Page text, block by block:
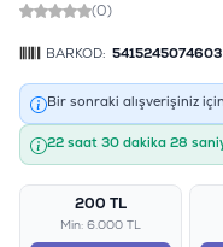
(0)
BARKOD: 5415245074603
Bir sonraki alışverişiniz için
22 saat 30 dakika 27
200 TL
Min: 6.000 TL